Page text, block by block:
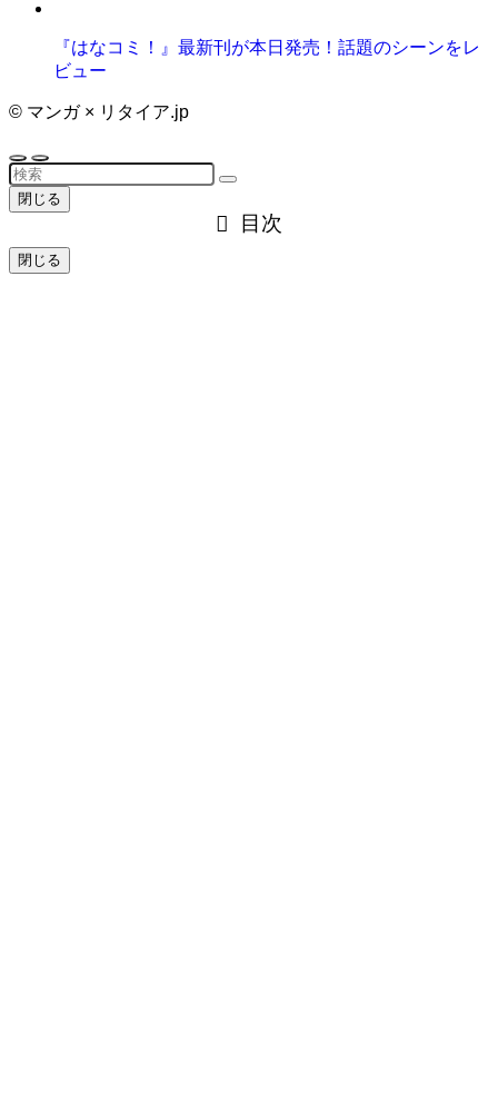
『はなコミ！』最新刊が本日発売！話題のシーンをレ
ビュー
© マンガ × リタイア.jp
閉じる
目次
閉じる